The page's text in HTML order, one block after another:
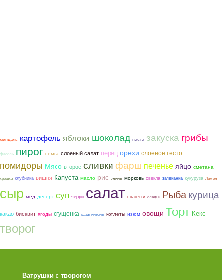
миндаль картофельяблоки шоколад паста закускагрибы
фасоль пирог семга слоеный салат перец орехи слоеное тесто
помидоры Мясо второе сливкифарш печенье яйцо сметана
крошка клубника вишня Капуста масло рис блины морковь свекла запеканка кукуруза Лимон
сыр мед десерт суп черри салат спагетти оладьи Рыбакурица
какао бисквит ягоды сгущенка шампиньоны котлеты изюм овощи Торт Кекс
творог
Ватрушки с творогом